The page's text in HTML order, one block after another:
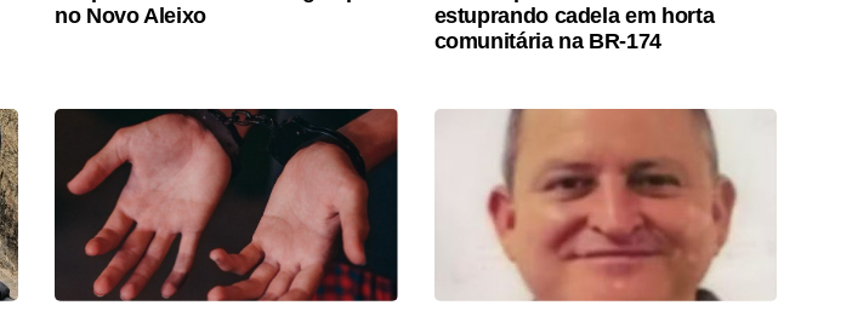
no Novo Aleixo
estuprando cadela em horta
comunitária na BR-174